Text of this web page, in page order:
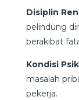
Disiplin
pelindung
berakibat
Kondisi
masalah
pekerja.